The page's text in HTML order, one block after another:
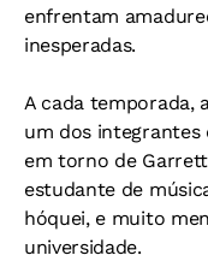
enfrentam
inesperadas.
A cada temporada,
um dos integrantes
em torno de
estudante de
hóquei, e muito
universidade.